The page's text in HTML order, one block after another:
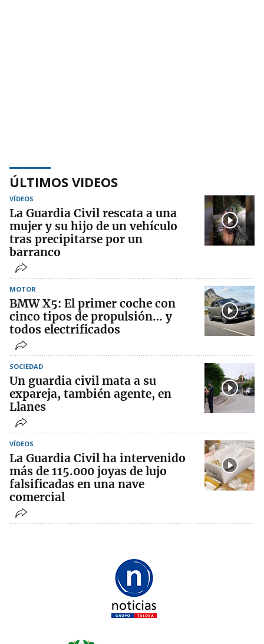
ÚLTIMOS VIDEOS
VÍDEOS
La Guardia Civil rescata a una
mujer y su hijo de un vehículo
tras precipitarse por un
barranco
MOTOR
BMW X5: El primer coche con
cinco tipos de propulsión… y
todos electrificados
SOCIEDAD
Un guardia civil mata a su
expareja, también agente, en
Llanes
VÍDEOS
La Guardia Civil ha intervenido
más de 115.000 joyas de lujo
falsificadas en una nave
comercial